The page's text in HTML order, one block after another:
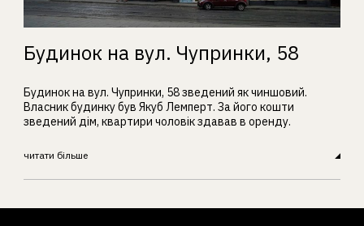
Будинок на вул. Чупринки, 58
Будинок на вул. Чупринки, 58 зведений як чиншовий.
Власник будинку був Якуб Лемперт. За його кошти
зведений дім, квартири чоловік здавав в оренду.
читати більше